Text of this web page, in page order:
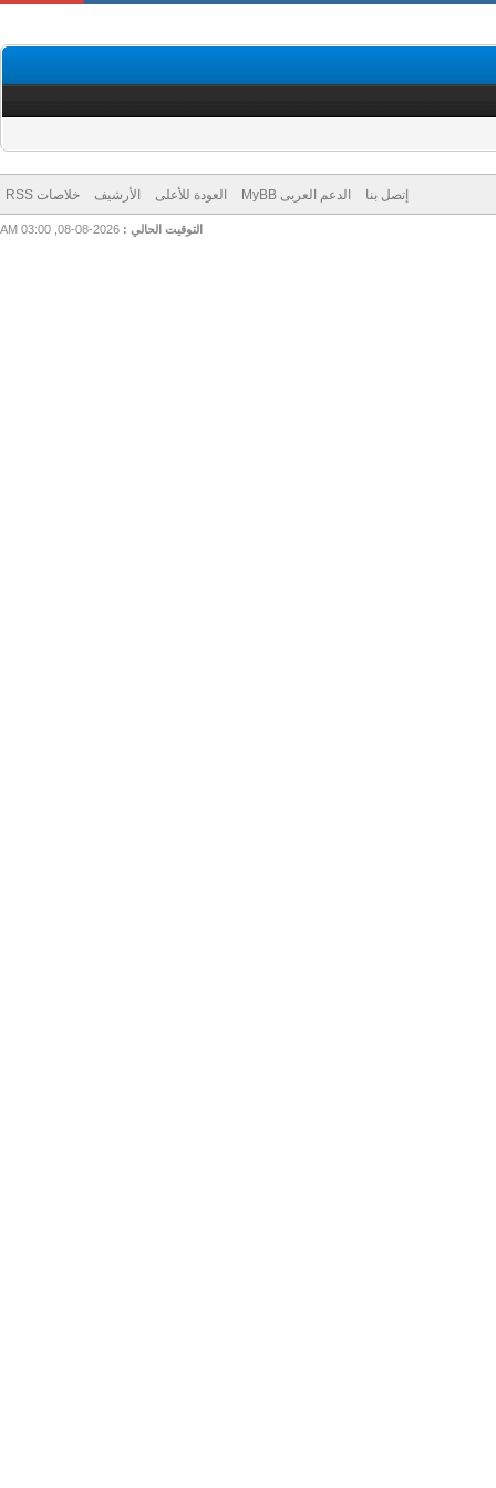
إتصل بنا الدعم العربى MyBB العودة للأعلى الأرشيف خلاصات RSS
التوقيت الحالي :2026-08-08, 03:00 AM